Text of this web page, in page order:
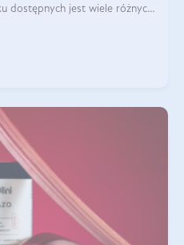
dostępnych jest wiele różnych